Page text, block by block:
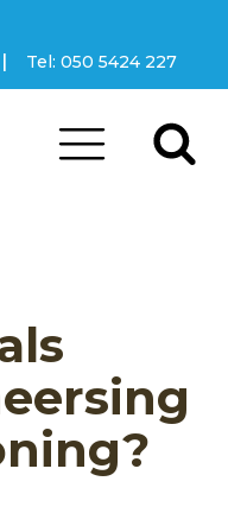
| Tel: 050 5424 227